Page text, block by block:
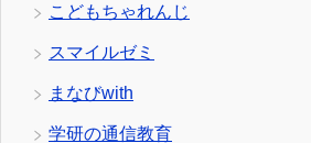
こどもちゃれんじ
スマイルゼミ
まなびwith
学研の通信教育